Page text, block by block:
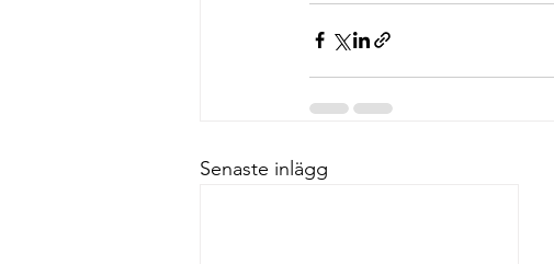
Senaste inlägg